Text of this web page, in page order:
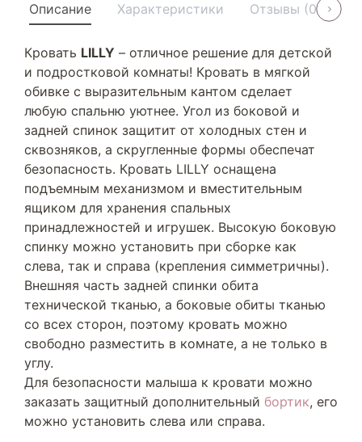
Описание Характеристики Отзывы (0)
Кровать LILLY – отличное решение для детской
и подростковой комнаты! Кровать в мягкой
обивке с выразительным кантом сделает
любую спальню уютнее. Угол из боковой и
задней спинок защитит от холодных стен и
сквозняков, а скругленные формы обеспечат
безопасность. Кровать LILLY оснащена
подъемным механизмом и вместительным
ящиком для хранения спальных
принадлежностей и игрушек. Высокую боковую
спинку можно установить при сборке как
слева, так и справа (крепления симметричны).
Внешняя часть задней спинки обита
технической тканью, а боковые обиты тканью
со всех сторон, поэтому кровать можно
свободно разместить в комнате, а не только в
углу.
Для безопасности малыша к кровати можно
заказать защитный дополнительный бортик, его
можно установить слева или справа.